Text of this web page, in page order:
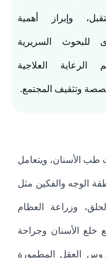
وإبراز أهمية
للبحوث السريرية
الرعاية العلاجية
وتثقيف المجتمع.
الأسنان، ويتعامل
الوجه والفكين مثل
وزراعة العظام
خلع الأسنان وجراحة
العقل المطمورة